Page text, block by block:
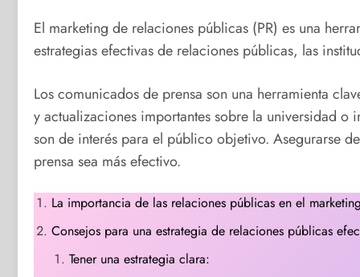
El marketing de relaciones públicas (PR) es una
estrategias efectivas de relaciones públicas, las
Los comunicados de prensa son una herramienta
y actualizaciones importantes sobre la universidad
son de interés para el público objetivo. Asegurarse
prensa sea más efectivo.
La importancia de las relaciones públicas en el
Consejos para una estrategia de relaciones públicas
Tener una estrategia clara: